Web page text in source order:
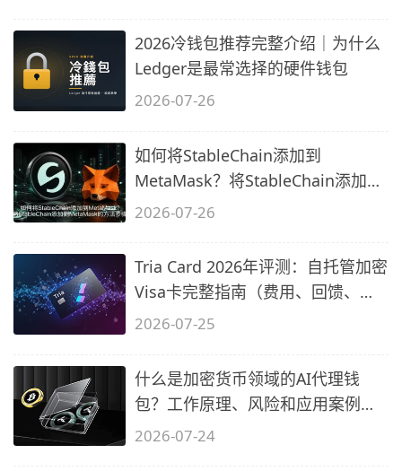
2026冷钱包推荐完整介绍｜为什么
Ledger是最常选择的硬件钱包
2026-07-26
如何将StableChain添加到
MetaMask？将StableChain添加到
MetaMask的方法
2026-07-26
Tria Card 2026年评测：自托管加密
Visa卡完整指南（费用、回馈、
KYC）
2026-07-25
什么是加密货币领域的AI代理钱
包？工作原理、风险和应用案例解
析
2026-07-24